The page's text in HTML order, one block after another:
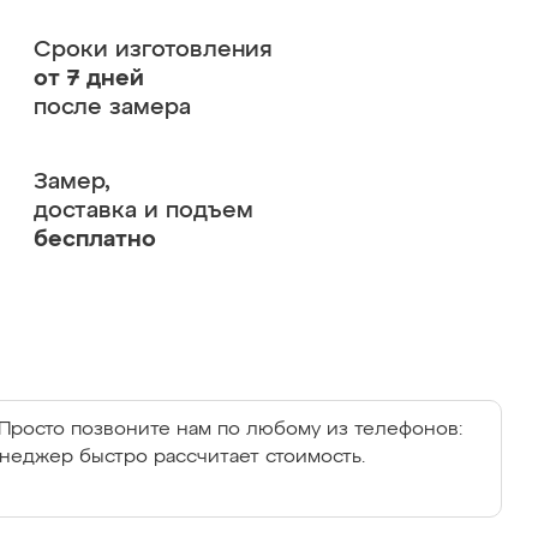
Сроки изготовления
от 7 дней
после замера
Замер,
доставка и подъем
бесплатно
позвоните нам по любому из телефонов:
быстро рассчитает стоимость.